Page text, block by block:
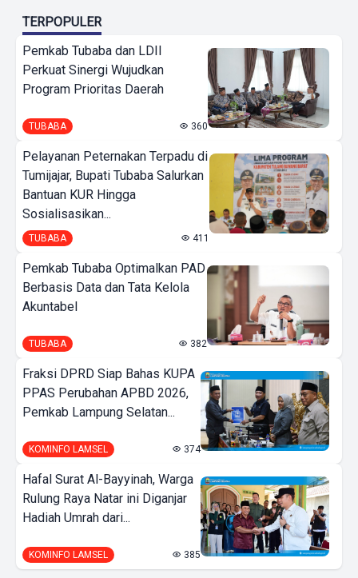
TERPOPULER
Pemkab Tubaba dan LDII
Perkuat Sinergi Wujudkan
Program Prioritas Daerah
TUBABA 360
Pelayanan Peternakan Terpadu di
Tumijajar, Bupati Tubaba Salurkan
Bantuan KUR Hingga
Sosialisasikan...
TUBABA 411
Pemkab Tubaba Optimalkan PAD
Berbasis Data dan Tata Kelola
Akuntabel
TUBABA 382
Fraksi DPRD Siap Bahas KUPA
PPAS Perubahan APBD 2026,
Pemkab Lampung Selatan...
KOMINFO LAMSEL 374
Hafal Surat Al-Bayyinah, Warga
Rulung Raya Natar ini Diganjar
Hadiah Umrah dari...
KOMINFO LAMSEL 385